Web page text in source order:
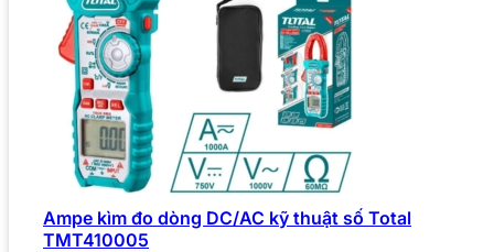
Ampe kìm đo dòng DC/AC kỹ thuật số Total
TMT410005